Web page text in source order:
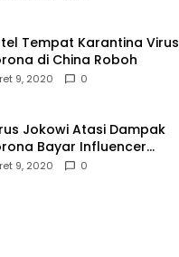
Tempat Karantina Virus
di China Roboh
9, 2020 0
Jokowi Atasi Dampak
Bayar Influencer
Diskon Pesawat
9, 2020 0